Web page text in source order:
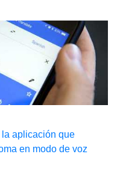
aplicación que
en modo de voz